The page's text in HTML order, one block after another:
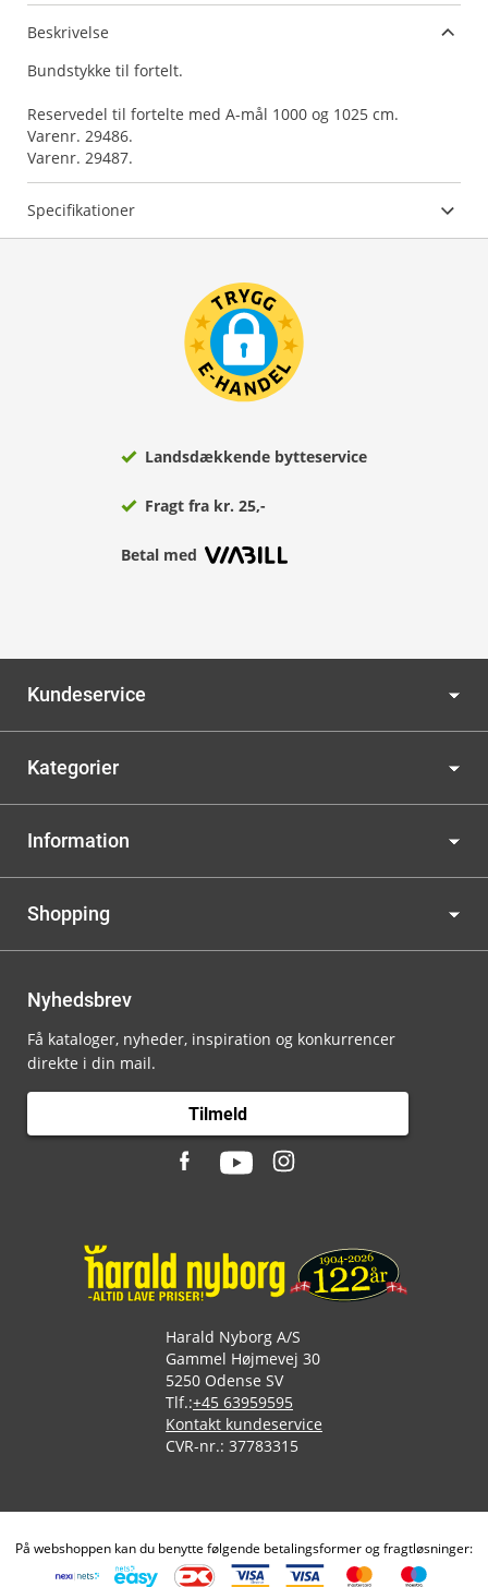
Beskrivelse
Bundstykke til fortelt.
Reservedel til fortelte med A-mål 1000 og 1025 cm.
Varenr. 29486.
Varenr. 29487.
Specifikationer
Landsdækkende bytteservice
Fragt fra kr. 25,-
Betal med
Kundeservice
Kategorier
Information
Shopping
Nyhedsbrev
Få kataloger, nyheder, inspiration og konkurrencer
direkte i din mail.
Tilmeld
Harald Nyborg A/S
Gammel Højmevej 30
5250 Odense SV
Tlf.:+45 63959595
Kontakt kundeservice
CVR-nr.: 37783315
På webshoppen kan du benytte følgende betalingsformer og fragtløsninger: